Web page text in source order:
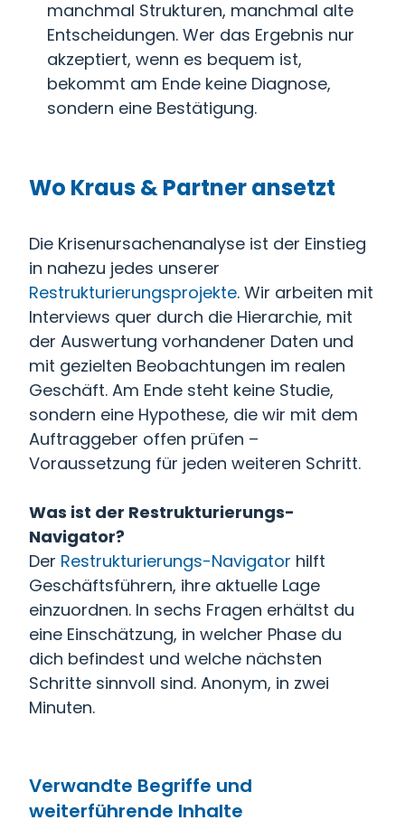
manchmal Strukturen, manchmal alte
Entscheidungen. Wer das Ergebnis nur
akzeptiert, wenn es bequem ist,
bekommt am Ende keine Diagnose,
sondern eine Bestätigung.
Wo Kraus & Partner ansetzt
Die Krisenursachenanalyse ist der Einstieg
in nahezu jedes unserer
Restrukturierungsprojekte. Wir arbeiten mit
Interviews quer durch die Hierarchie, mit
der Auswertung vorhandener Daten und
mit gezielten Beobachtungen im realen
Geschäft. Am Ende steht keine Studie,
sondern eine Hypothese, die wir mit dem
Auftraggeber offen prüfen –
Voraussetzung für jeden weiteren Schritt.
Was ist der Restrukturierungs-
Navigator?
Der Restrukturierungs-Navigator hilft
Geschäftsführern, ihre aktuelle Lage
einzuordnen. In sechs Fragen erhältst du
eine Einschätzung, in welcher Phase du
dich befindest und welche nächsten
Schritte sinnvoll sind. Anonym, in zwei
Minuten.
Verwandte Begriffe und
weiterführende Inhalte